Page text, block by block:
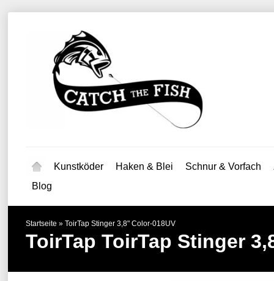
Kunstköder Haken & Blei Schnur & Vorfach
Blog
Startseite » ToirTap Stinger 3,8" Color-018UV
ToirTap ToirTap Stinger